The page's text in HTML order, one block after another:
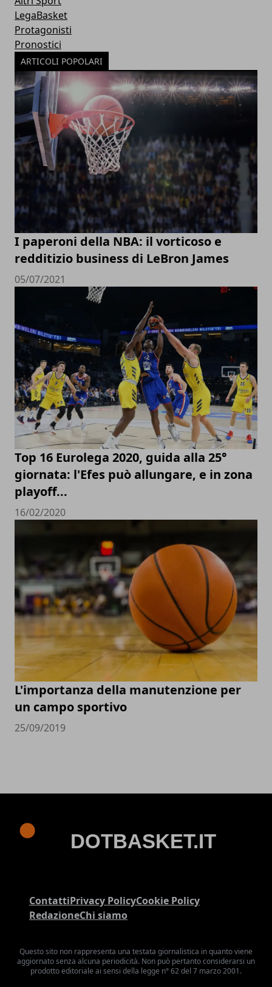
LegaBasket
Protagonisti
Pronostici
ARTICOLI POPOLARI
I paperoni della NBA: il vorticoso e
redditizio business di LeBron James
05/07/2021
Top 16 Eurolega 2020, guida alla 25°
giornata: l'Efes può allungare, e in zona
playoff...
16/02/2020
L'importanza della manutenzione per
un campo sportivo
25/09/2019
ContattiPrivacy PolicyCookie Policy
RedazioneChi siamo
Questo sito non rappresenta una testata giornalistica in quanto viene
aggiornato senza alcuna periodicità. Non può pertanto considerarsi un
prodotto editoriale ai sensi della legge n° 62 del 7 marzo 2001.